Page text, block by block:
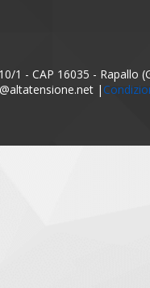
1 - CAP 16035 - Rapallo
|